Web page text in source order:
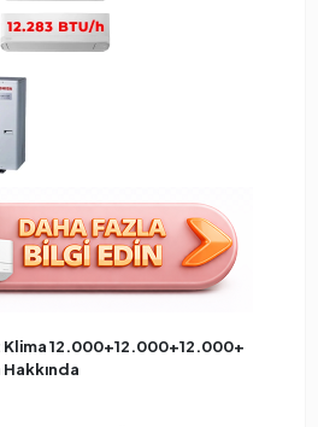
12.000+12.000+12.000+